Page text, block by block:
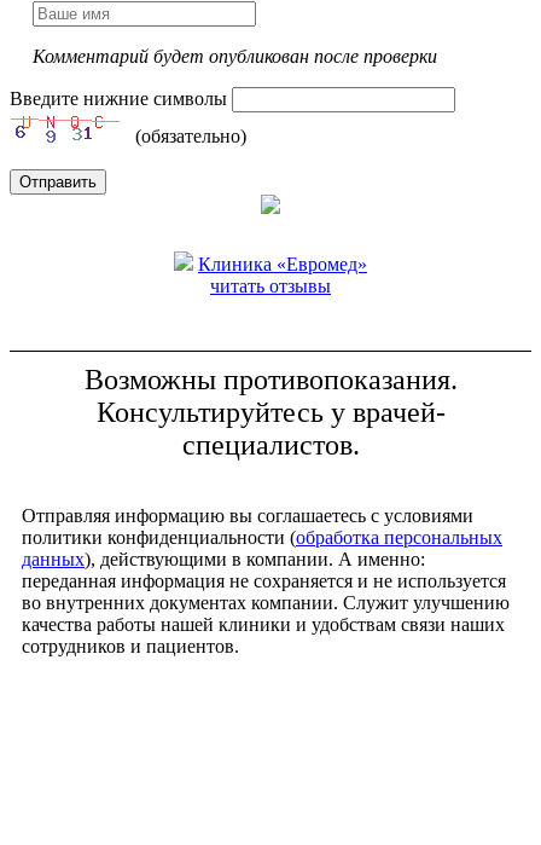
Комментарий будет опубликован после проверки
Введите нижние символы
(обязательно)
Отправить
Клиника «Евромед»
читать отзывы
Возможны противопоказания.
Консультируйтесь у врачей-
специалистов.
Отправляя информацию вы соглашаетесь с условиями
политики конфиденциальности (обработка персональных
данных), действующими в компании. А именно:
переданная информация не сохраняется и не используется
во внутренних документах компании. Служит улучшению
качества работы нашей клиники и удобствам связи наших
сотрудников и пациентов.